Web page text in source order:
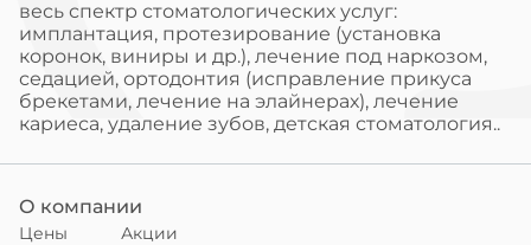
весь спектр стоматологических услуг:
имплантация, протезирование (установка
коронок, виниры и др.), лечение под наркозом,
седацией, ортодонтия (исправление прикуса
брекетами, лечение на элайнерах), лечение
кариеса, удаление зубов, детская стоматология..
О компании
Цены
Акции